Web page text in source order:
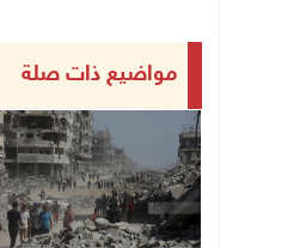
مواضيع ذات صلة